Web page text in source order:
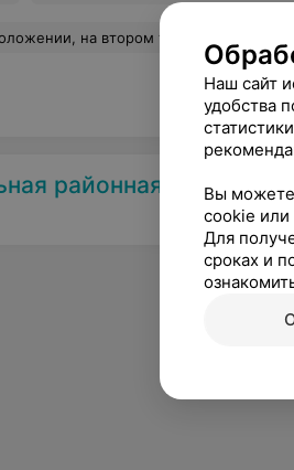
смотря на то, что запись была полная.Безболезненно,качественно,грамотно все объяснив сделал свою
районная больница
Наш сайт
удобства
Вы можете
cookie или
Для
сроках и